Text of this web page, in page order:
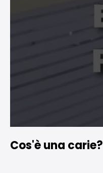
Cos'è una carie?